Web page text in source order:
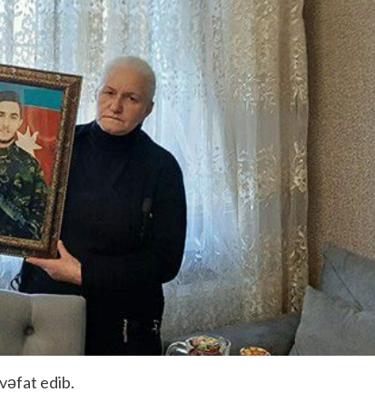
edib.